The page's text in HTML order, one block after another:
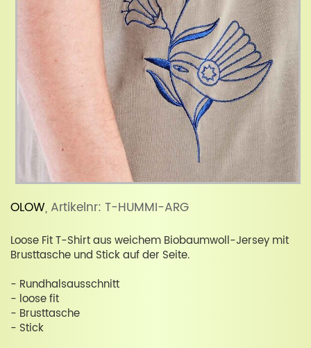
OLOW, Artikelnr: T-HUMMI-ARG
Loose Fit T-Shirt aus weichem Biobaumwoll-Jersey mit
Brusttasche und Stick auf der Seite.
- Rundhalsausschnitt
- loose fit
- Brusttasche
- Stick